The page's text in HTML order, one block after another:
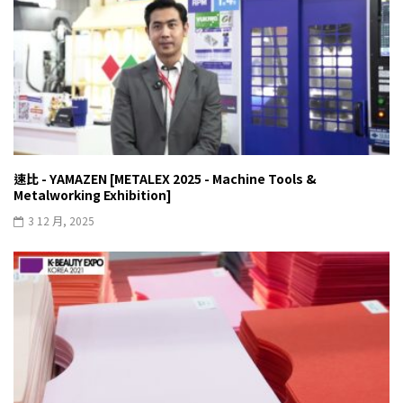
速比 - YAMAZEN [METALEX 2025 - Machine Tools &
Metalworking Exhibition]
3 12 月, 2025